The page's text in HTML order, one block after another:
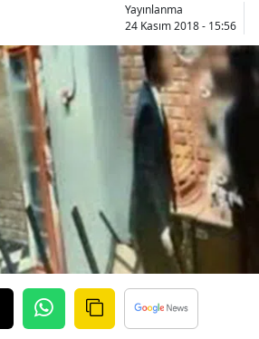
Yayınlanma
24 Kasım 2018 - 15:56